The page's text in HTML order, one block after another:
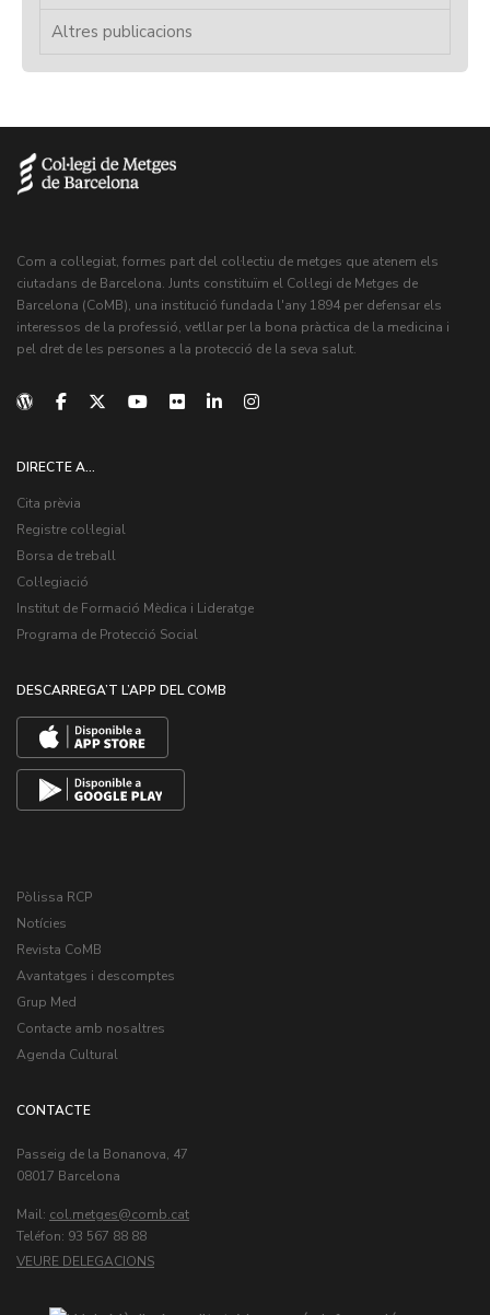
Altres publicacions
Com a col·legiat, formes part del col·lectiu de metges que atenem els
ciutadans de Barcelona. Junts constituïm el Col·legi de Metges de
Barcelona (CoMB), una institució fundada l'any 1894 per defensar els
interessos de la professió, vetllar per la bona pràctica de la medicina i
pel dret de les persones a la protecció de la seva salut.
DIRECTE A...
Cita prèvia
Registre col·legial
Borsa de treball
Col·legiació
Institut de Formació Mèdica i Lideratge
Programa de Protecció Social
DESCARREGA’T L’APP DEL COMB
Pòlissa RCP
Notícies
Revista CoMB
Avantatges i descomptes
Grup Med
Contacte amb nosaltres
Agenda Cultural
CONTACTE
Passeig de la Bonanova, 47
08017 Barcelona
Mail: col.metges
Teléfon: 93 567 88 88
VEURE DELEGACIONS